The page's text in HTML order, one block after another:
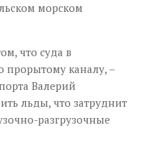
морском
что суда в
прорытому каналу, –
Валерий
льды, что затруднит
разгрузочные